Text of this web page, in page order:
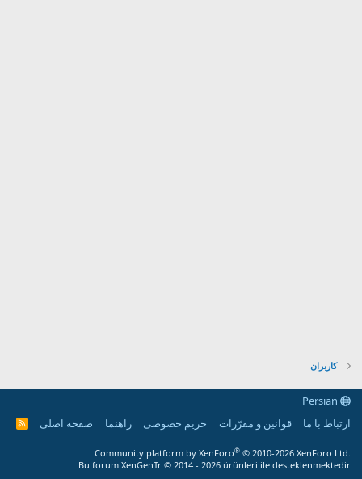
کاربران
ارتباط با ما
قوانین و مقرّرات حریم خصوصی راهنما صفحه اصلی
R
Community platform by XenForo® © 2010-2026 XenForo Ltd.
Bu forum XenGenTr © 2014 - 2026 ürünleri ile desteklenmektedir